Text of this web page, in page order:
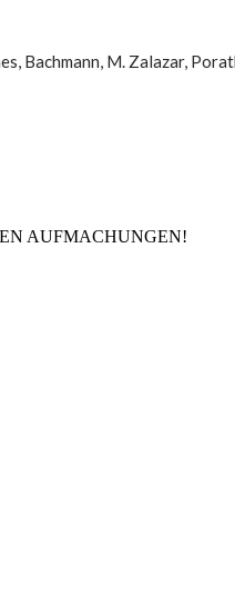
Bachmann, M. Zalazar,